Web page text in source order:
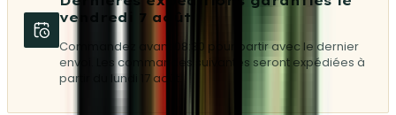
vendredi 7 août
Commandez avant 08:30 pour partir avec le dernier
envoi. Les commandes suivantes seront expédiées à
partir du lundi 17 août.